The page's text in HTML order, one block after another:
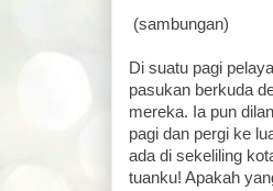
(sambungan)
Di suatu pagi
pasukan berkuda
mereka. Ia pun
pagi dan pergi ke
ada di sekeliling
tuanku! Apakah